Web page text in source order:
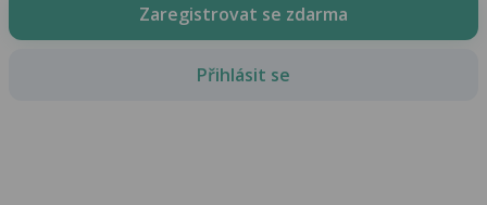
Zaregistrovat se zdarma
Přihlásit se